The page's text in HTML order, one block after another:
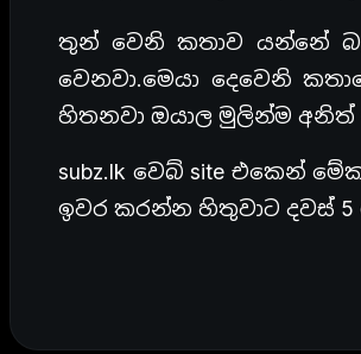
තුන් වෙනි කතාව යන්නේ
වෙනවා.මෙයා දෙවෙනි
හිතනවා ඔයාල මුලින්ම අනිත්
subz.lk වෙබ් site එකෙන්
ඉවර කරන්න හිතුවාට දවස් 5